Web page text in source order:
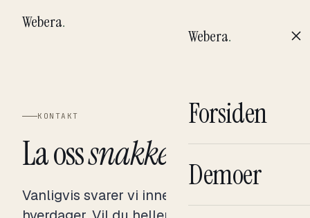
Webera.
Webera.
Forsiden
Demoer
KONTAKT
La osssnakke.
Vanligvis svarer vi innen 24 timer på